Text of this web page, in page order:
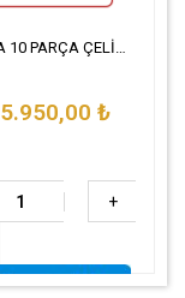
SIRMA 10 PARÇA ÇELİK TENCERE SETİ
5.950,00 ₺
+